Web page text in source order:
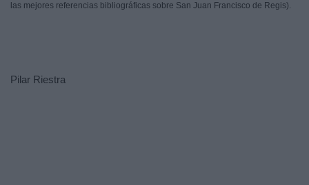
las mejores referencias bibliográficas sobre San Juan Francisco de Regis).
Pilar Riestra